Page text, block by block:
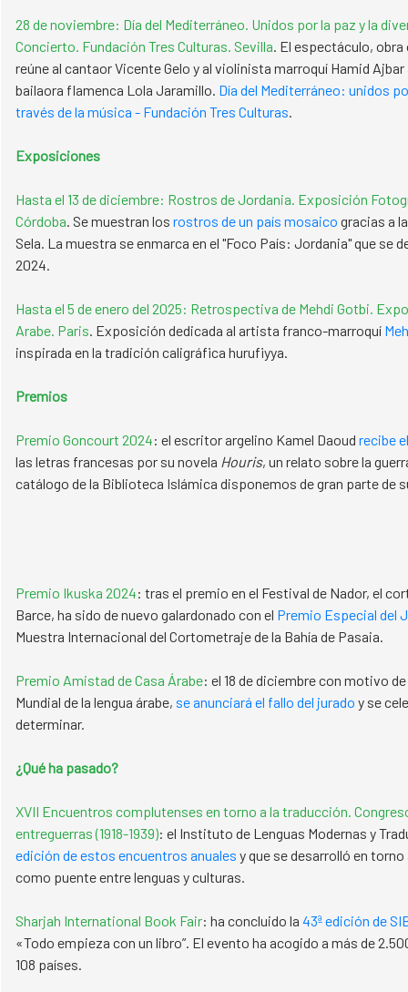
28 de noviembre: Día del Mediterráneo. Unidos por la paz y la
Concierto. Fundación Tres Culturas. Sevilla. El espectáculo, obra
reúne al cantaor Vicente Gelo y al violinista marroquí Hamid
bailaora flamenca Lola Jaramillo. Día del Mediterráneo: unidos
través de la música - Fundación Tres Culturas.
Exposiciones
Hasta el 13 de diciembre: Rostros de Jordania. Exposición
Córdoba. Se muestran los rostros de un país mosaico gracias a
Sela. La muestra se enmarca en el "Foco País: Jordania" que se
2024.
Hasta el 5 de enero del 2025: Retrospectiva de Mehdi Gotbi.
Arabe. Paris. Exposición dedicada al artista franco-marroquí
inspirada en la tradición caligráfica hurufiyya.
Premios
Premio Goncourt 2024: el escritor argelino Kamel Daoud recibe
las letras francesas por su novela Houris, un relato sobre la
catálogo de la Biblioteca Islámica disponemos de gran parte de
Premio Ikuska 2024: tras el premio en el Festival de Nador, el
Barce, ha sido de nuevo galardonado con el Premio Especial del
Muestra Internacional del Cortometraje de la Bahía de Pasaia.
Premio Amistad de Casa Árabe: el 18 de diciembre con motivo
Mundial de la lengua árabe, se anunciará el fallo del jurado y se
determinar.​​​​​​​​
¿Qué ha pasado?
XVII Encuentros complutenses en torno a la traducción.
entreguerras (1918-1939): el Instituto de Lenguas Modernas y
edición de estos encuentros anuales y que se desarrolló en
como puente entre lenguas y culturas.
Sharjah International Book Fair: ha concluido la 43ª edición de
«Todo empieza con un libro”. El evento ha acogido a más de
108 países.​​​​​​​